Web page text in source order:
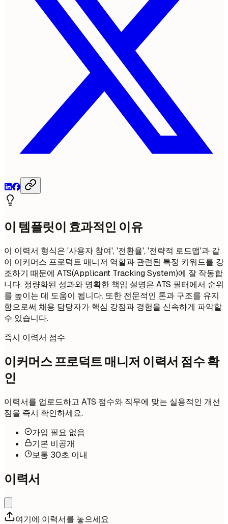
이 템플릿이 효과적인 이유
이 이력서 형식은 '사용자 참여', '전환율', '전략적 로드맵'과 같
이 이커머스 프로덕트 매니저 역할과 관련된 특정 키워드를 강
조하기 때문에 ATS(Applicant Tracking System)에 잘 작동합
니다. 정량화된 성과와 명확한 책임 설명은 ATS 필터에서 순위
를 높이는 데 도움이 됩니다. 또한 전문적인 톤과 구조를 유지
함으로써 채용 담당자가 핵심 강점과 경험을 신속하게 파악할
수 있습니다.
즉시 이력서 점수
이커머스 프로덕트 매니저 이력서 점수 확
인
이력서를 업로드하고 ATS 점수와 직무에 맞는 실용적인 개선
점을 즉시 확인하세요.
가입 필요 없음
기본 비공개
보통 30초 이내
이력서
여기에 이력서를 놓으세요